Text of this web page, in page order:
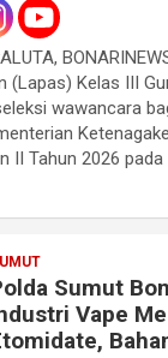
(Lapas) Kelas III
wawancara
II Tahun 2026
Sumut
Vape